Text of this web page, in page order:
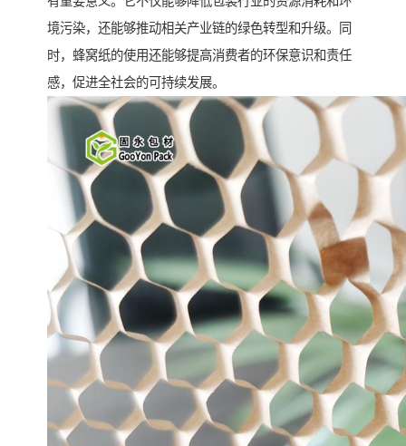
境污染，还能够推动相关产业链的绿色转型和升级。同
时，蜂窝纸的使用还能够提高消费者的环保意识和责任
感，促进全社会的可持续发展。